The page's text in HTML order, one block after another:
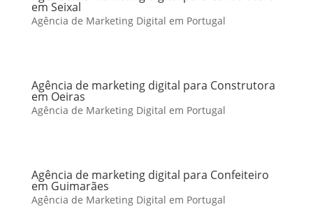
em Seixal
Agência de Marketing Digital em Portugal
Agência de marketing digital para Construtora
em Oeiras
Agência de Marketing Digital em Portugal
Agência de marketing digital para Confeiteiro
em Guimarães
Agência de Marketing Digital em Portugal